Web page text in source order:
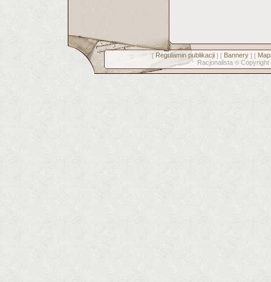
[ Regulamin publikacji] [ Bannery] [
Racjonalista © Copyright